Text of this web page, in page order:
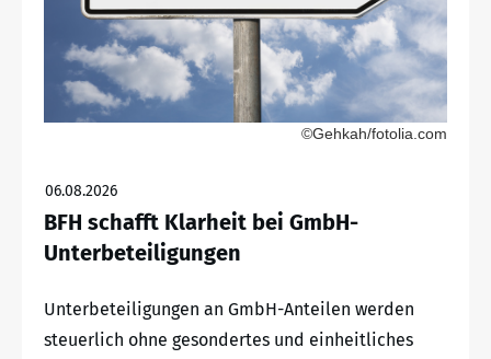
©Gehkah/fotolia.com
06.08.2026
BFH schafft Klarheit bei GmbH-
Unterbeteiligungen
Unterbeteiligungen an GmbH-Anteilen werden
steuerlich ohne gesondertes und einheitliches